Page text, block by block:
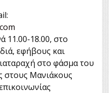
11.00-18.00, στο
εφήβους και
στο φάσμα του
στους Μανιάκους